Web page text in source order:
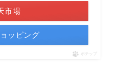
市場
ッピング
ポチップ